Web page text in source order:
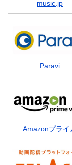
music.jp
Paravi
Amazonプライ